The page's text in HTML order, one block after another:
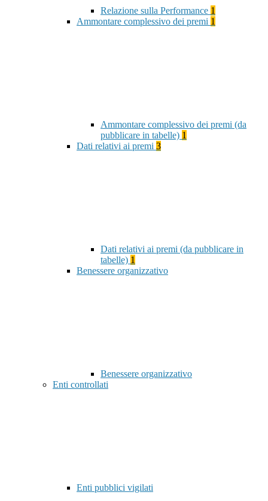
Relazione sulla Performance 1
Ammontare complessivo dei premi 1
Ammontare complessivo dei premi (da
pubblicare in tabelle) 1
Dati relativi ai premi 3
Dati relativi ai premi (da pubblicare in
tabelle) 1
Benessere organizzativo
Benessere organizzativo
Enti controllati
Enti pubblici vigilati